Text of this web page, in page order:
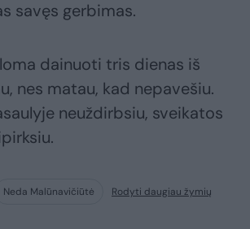
savęs gerbimas.
dainuoti tris dienas iš
nes matau, kad nepavešiu.
neuždirbsiu, sveikatos
Neda Malūnavičiūtė Rodyti daugiau žymių